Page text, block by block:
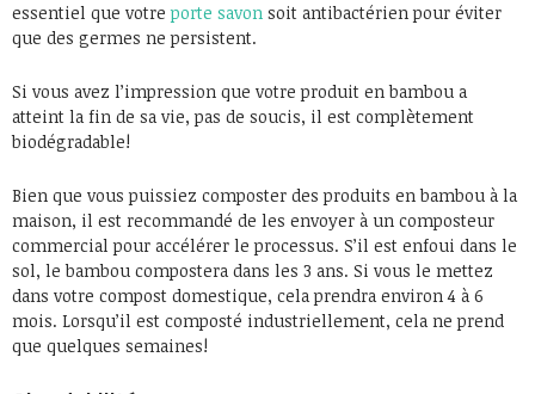
essentiel que votreporte savon soit antibactérien pour éviter
que des germes ne persistent.
Si vous avez l’impression que votre produit en bambou a
atteint la fin de sa vie, pas de soucis, il est complètement
biodégradable!
Bien que vous puissiez composter des produits en bambou à la
maison, il est recommandé de les envoyer à un composteur
commercial pour accélérer le processus. S’il est enfoui dans le
sol, le bambou compostera dans les 3 ans. Si vous le mettez
dans votre compost domestique, cela prendra environ 4 à 6
mois. Lorsqu’il est composté industriellement, cela ne prend
que quelques semaines!